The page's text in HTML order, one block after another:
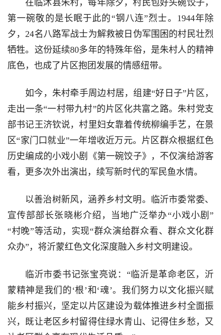
在临沭县朱村，每年除夕，村民包好头碗饺子，
第一碗敬的是长眠于此的“钢八连”烈士。1944年除
夕，24名八路军战士为解救被日伪军围困的村民壮烈
牺牲。这份延续80多年的特殊年俗，是朱村人的精神
底色，也成了片区抱团发展的情感纽带。
如今，朱村牵手周边村居，组建“好日子”片区，
走出一条“一村带九村”的片区化共富之路。朱村党支
部书记王济钦说，村里妇女靠着传统柳编手艺，在景
区“家门口就业”一年增收近万元。片区群众根据红色
历史编成的小戏小剧《第一碗饺子》，不仅演给游客
看，更多次外出演出，续写新时代的军民鱼水情。
以善治树新风，涵养乡村文明。临沂市委常委、
宣传部部长张晓彬介绍，当地广泛举办“小戏小剧”
“村晚”等活动，实现“群众演给群众看、群众文化群
众办”，将沂蒙红色文化深度融入乡村文明建设。
临沂市委书记张宝亮说：“临沂是革命老区，沂
蒙精神是我们的‘根’和‘魂’。我们努力以文化振兴赋
能乡村振兴，坚定以片区建设为载体推进乡村全面振
兴，既让老区乡村留得住绿水青山、记得住乡愁，又